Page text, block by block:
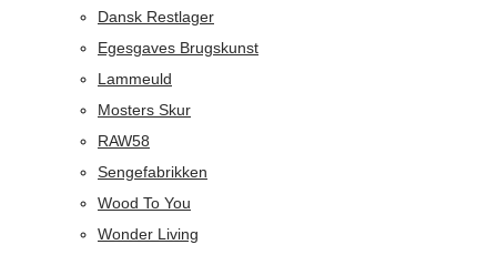
Dansk Restlager
Egesgaves Brugskunst
Lammeuld
Mosters Skur
RAW58
Sengefabrikken
Wood To You
Wonder Living